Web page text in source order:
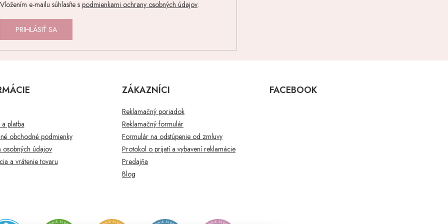
Vložením e-mailu súhlasíte s podmienkami ochrany osobných údajov.
PRIHLÁSIŤ SA
platba
obchodné podmienky
osobných údajov
a vrátenie tovaru
ZÁKAZNÍCI
Reklamačný poriadok
Reklamačný formulár
Formulár na odstúpenie od zmluvy
Protokol o prijatí a vybavení reklamácie
Predajňa
Blog
FACEBOOK